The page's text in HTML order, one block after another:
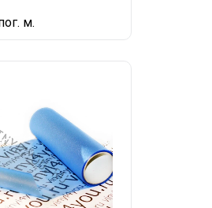
м.
К сравнению
Под заказ